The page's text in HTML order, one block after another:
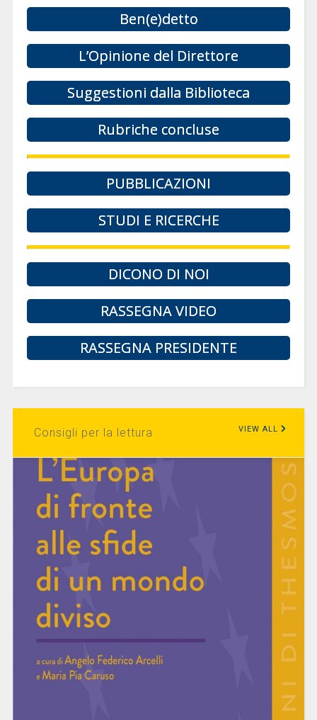
Ben(e)detto
L’Opinione del Direttore
Suggestioni dalla Biblioteca
Rubriche concluse
PUBBLICAZIONI
STUDI E RICERCHE
DICONO DI NOI
RASSEGNA VIDEO
RASSEGNA PRESIDENTE
Consigli per la lettura VIEW ALL